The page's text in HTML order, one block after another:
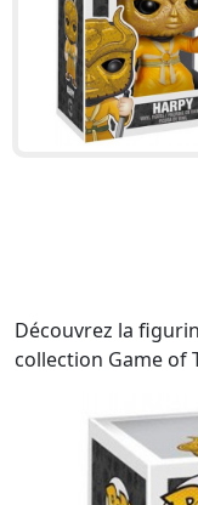
Découvrez la
collection Game of